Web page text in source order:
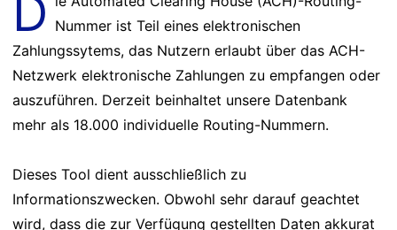
D Nummer ist Teil eines elektronischen
Zahlungssytems, das Nutzern erlaubt über das ACH-
Netzwerk elektronische Zahlungen zu empfangen oder
auszuführen. Derzeit beinhaltet unsere Datenbank
mehr als 18.000 individuelle Routing-Nummern.
Dieses Tool dient ausschließlich zu
Informationszwecken. Obwohl sehr darauf geachtet
wird, dass die zur Verfügung gestellten Daten akkurat